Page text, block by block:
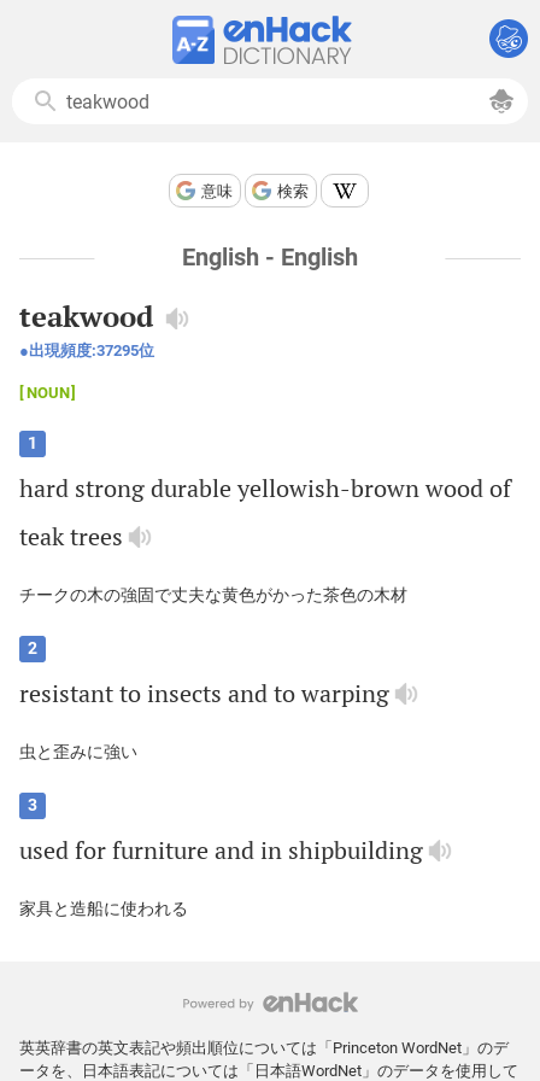
意味 検索
English - English
teakwood
出現頻度:37295位
NOUN
1
hard strongdurable yellowish-brownwoodof
teaktrees
チークの木の強固で丈夫な黄色がかった茶色の木材
2
resistantto insects andtowarping
虫と歪みに強い
3
usedforfurniture and in shipbuilding
家具と造船に使われる
英英辞書の英文表記や頻出順位については「Princeton WordNet」のデ
ータを、日本語表記については「日本語WordNet」のデータを使用して